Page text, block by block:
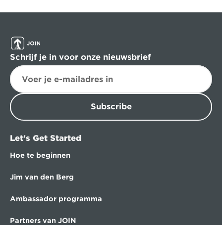
Schrijf je in voor onze nieuwsbrief
Subscribe
Let's Get Started
Hoe te beginnen
Jim van den Berg
Ambassador programma
Partners van JOIN